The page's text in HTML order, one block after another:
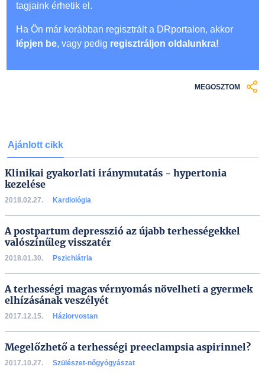
tagjaink érhetik el.
Ha Ön már korábban regisztrált a DRportalon, akkor
lépjen be, vagy pedig regisztráljon oldalunkra!
MEGOSZTOM
Ajánlott cikk
Klinikai gyakorlati iránymutatás - hypertonia
kezelése
2018.02.27. Kardiológia
A postpartum depresszió az újabb terhességekkel
valószínűleg visszatér
2018.01.30. Pszichiátria
A terhességi magas vérnyomás növelheti a gyermek
elhízásának veszélyét
2017.12.15. Háziorvostan
Megelőzhető a terhességi preeclampsia aspirinnel?
2017.10.27. Szülészet-nőgyógyászat